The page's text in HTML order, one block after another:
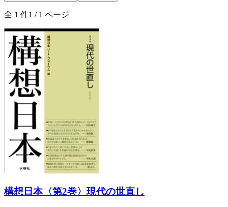
全 1 件1 / 1 ページ
構想日本〈第2巻〉現代の世直し